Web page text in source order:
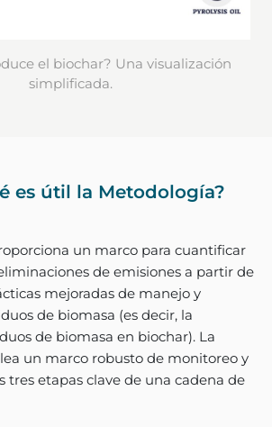
el biochar? Una visualización
simplificada.
es útil la Metodología?
un marco para cuantificar
de emisiones a partir de
mejoradas de manejo y
de biomasa (es decir, la
de biomasa en biochar). La
un marco robusto de monitoreo y
tres etapas clave de una cadena de